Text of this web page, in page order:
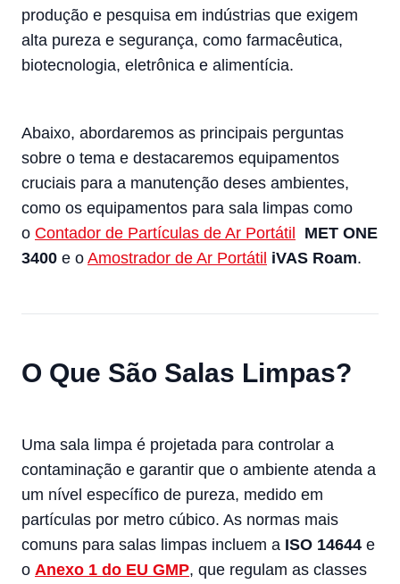
produção e pesquisa em indústrias que exigem
alta pureza e segurança, como farmacêutica,
biotecnologia, eletrônica e alimentícia.
Abaixo, abordaremos as principais perguntas
sobre o tema e destacaremos equipamentos
cruciais para a manutenção deses ambientes,
como os equipamentos para sala limpas como
o Contador de Partículas de Ar Portátil MET ONE
3400 e o Amostrador de Ar Portátil iVAS Roam.
O Que São Salas Limpas?
Uma sala limpa é projetada para controlar a
contaminação e garantir que o ambiente atenda a
um nível específico de pureza, medido em
partículas por metro cúbico. As normas mais
comuns para salas limpas incluem a ISO 14644 e
o Anexo 1 do EU GMP, que regulam as classes